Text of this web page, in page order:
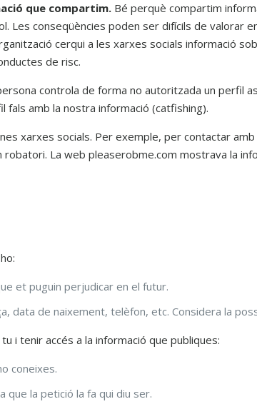
que compartim. Bé perquè compartim
Les conseqüències poden ser difícils de valorar
cerqui a les xarxes socials informació
de risc.
controla de forma no autoritzada un perfil
fals amb la nostra informació (catfishing).
xarxes socials. Per exemple, per contactar
La web pleaserobme.com mostrava la
et puguin perjudicar en el futur.
data de naixement, telèfon, etc. Considera la
i tenir accés a la informació que publiques:
coneixes.
que la petició la fa qui diu ser.